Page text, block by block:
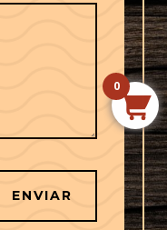
ENVIAR
0